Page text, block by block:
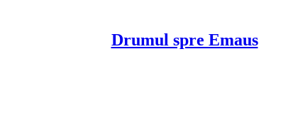
Drumul spre Emaus